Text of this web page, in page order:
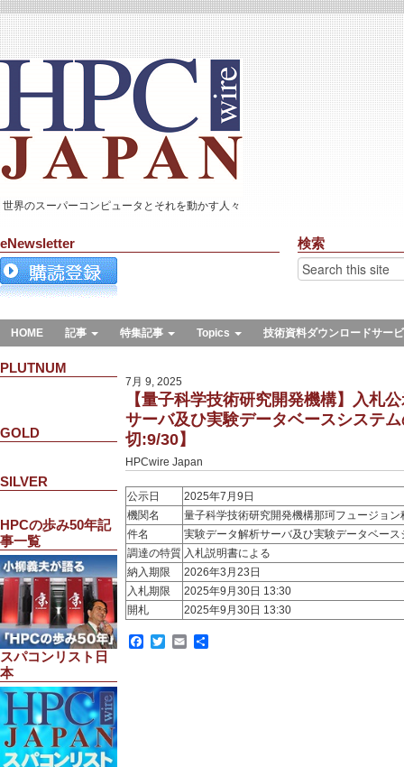
世界のスーパーコンピュータとそれを動かす人々
eNewsletter 検索
HOME 記事 特集記事 Topics 技術資料ダウンロードサー
PLUTNUM
GOLD
SILVER
HPCの歩み50年記
事一覧
スパコンリスト日
本
7月 9, 2025
【量子科学技術研究開発機構】入札
サーバ及ひ実験データベースシステ
切:9/30】
HPCwire Japan
公示日
2025年7月9日
機関名
量子科学技術研究開発機構那珂フュージョン
件名
実験データ解析サーバ及ひ実験データベース
調達の特質 入札説明書による
納入期限
2026年3月23日
入札期限
2025年9月30日 13:30
開札
2025年9月30日 13:30
Facebook
TwitterEmail
共